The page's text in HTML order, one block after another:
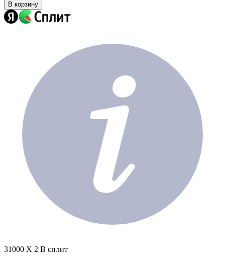
В корзину
31000 X 2 В сплит